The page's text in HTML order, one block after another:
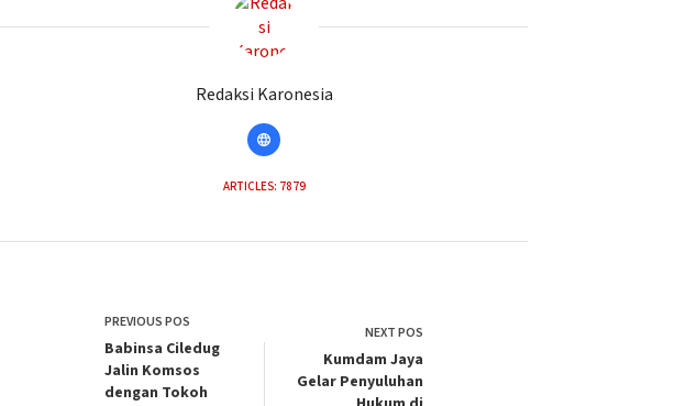
Redaksi Karonesia
ARTICLES: 7879
PREVIOUSPOS
Babinsa Ciledug
Jalin Komsos
dengan Tokoh
NEXTPOS
Kumdam Jaya
Gelar Penyuluhan